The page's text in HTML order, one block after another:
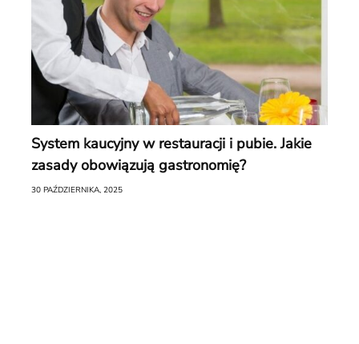
System kaucyjny w restauracji i pubie. Jakie
zasady obowiązują gastronomię?
30 PAŹDZIERNIKA, 2025